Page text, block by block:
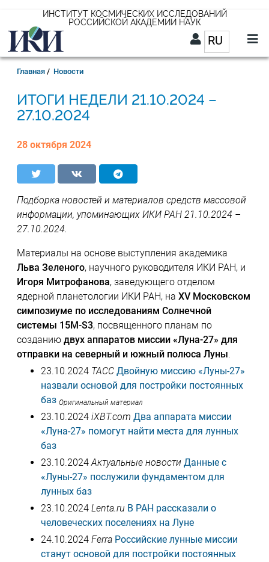
основному
содержанию
ИНСТИТУТ КОСМИЧЕСКИХ ИССЛЕДОВАНИЙ
РОССИЙСКОЙ АКАДЕМИИ НАУК
RUСписок
RU
Строка
навигации
Главная Новости
21.10.2024 –
27.10.2024
28 октября 2024
Подборка новостей и материалов средств массовой
информации, упоминающих ИКИ РАН 21.10.2024 –
27.10.2024.
Материалы на основе выступления академика
Льва Зеленого, научного руководителя ИКИ РАН, и
Игоря Митрофанова, заведующего отделом
ядерной планетологии ИКИ РАН, на XV Московском
симпозиуме по исследованиям Солнечной
системы 15M-S3, посвященного планам по
созданию двух аппаратов миссии «Луна-27» для
отправки на северный и южный полюса Луны.
23.10.2024 ТАСС Двойную миссию «Луны-27»
назвали основой для постройки постоянных
баз Оригинальный материал
23.10.2024 iXBT.com Два аппарата миссии
«Луна-27» помогут найти места для лунных
баз
23.10.2024Актуальные новости Данные с
«Луны-27» послужили фундаментом для
лунных баз
23.10.2024 Lenta.ru В РАН рассказали о
человеческих поселениях на Луне
24.10.2024 Ferra Российские лунные миссии
станут основой для постройки постоянных